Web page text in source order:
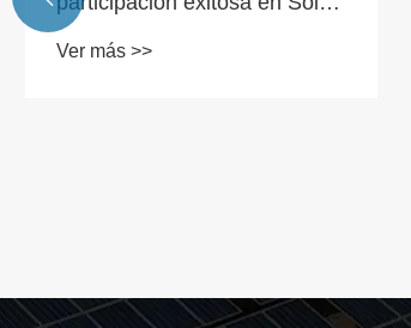
and Storage Live KSA 2024
Ver más >>